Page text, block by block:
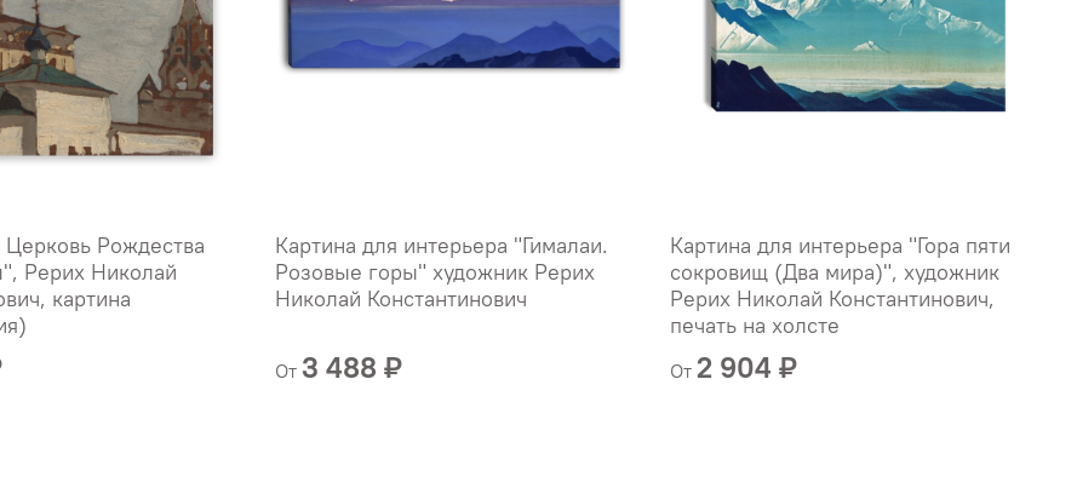
Церковь Рождества
Рерих Николай
картина
Картина для интерьера "Гималаи.
Розовые горы" художник Рерих
Николай Константинович
От 3 488 ₽
Картина для интерьера "Гора пяти
сокровищ (Два мира)", художник
Рерих Николай Константинович,
печать на холсте
От 2 904 ₽